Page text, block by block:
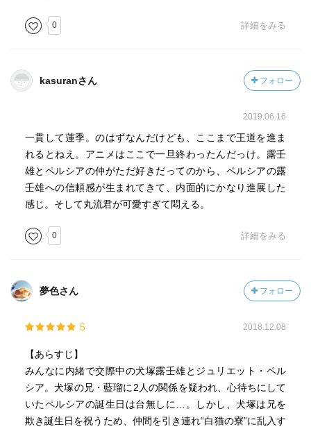
0 詳細をみる
kasuranさん フォロー
2019.06.16
一貫して蓮季。のはずなんだけども、ここまで王道を進ま
れるとねえ。アニメはここで一旦終わったんだっけ。露壬
雄とペルシアの仲がただ好きだってのから、ペルシアの露
壬雄への信頼感が生まれてきて、内面的にかなり進展した
感じ。そして丸流君が可愛すぎて悶える。
0 詳細をみる
夢色さん フォロー
5 2018.12.08
【あらすじ】
みんなに内緒で交際中の犬塚露壬雄とジュリエット・ペル
シア。犬塚の兄・藍瑠に2人の関係を疑われ、心待ちにして
いたペルシアの誕生日は台無しに…。しかし、犬塚は兄を
欺き誕生日を祝うため、仲間を引き連れ“白猫の寮”に乱入す